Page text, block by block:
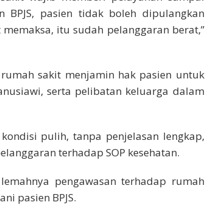
pasien tidak boleh dipulangkan
itu sudah pelanggaran berat,”
sakit menjamin hak pasien untuk
serta pelibatan keluarga dalam
pulih, tanpa penjelasan lengkap,
terhadap SOP kesehatan.
pengawasan terhadap rumah
pasien BPJS.